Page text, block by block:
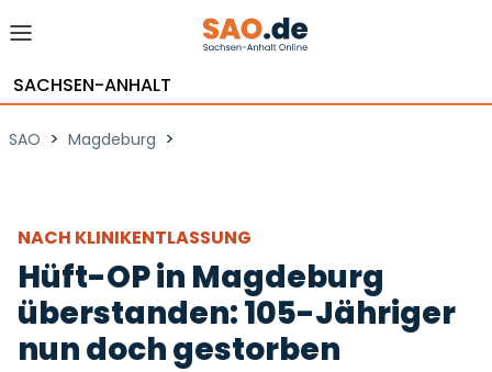
SACHSEN-ANHALT
SAO > Magdeburg >
NACH KLINIKENTLASSUNG
Hüft-OP in Magdeburg
überstanden: 105-Jähriger
nun doch gestorben